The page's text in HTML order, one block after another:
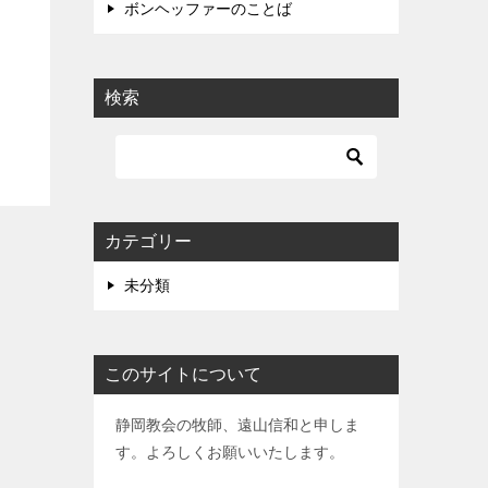
ボンヘッファーのことば
検索
カテゴリー
未分類
このサイトについて
静岡教会の牧師、遠山信和と申しま
す。よろしくお願いいたします。